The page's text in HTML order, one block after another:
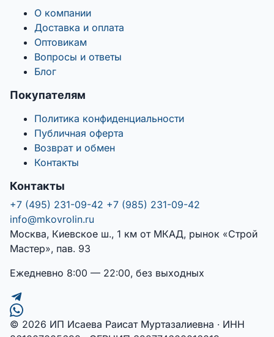
О компании
Доставка и оплата
Оптовикам
Вопросы и ответы
Блог
Покупателям
Политика конфиденциальности
Публичная оферта
Возврат и обмен
Контакты
Контакты
+7 (495) 231-09-42 +7 (985) 231-09-42
info@mkovrolin.ru
Москва, Киевское ш., 1 км от МКАД, рынок «Строй
Мастер», пав. 93
Ежедневно 8:00 — 22:00, без выходных
© 2026 ИП Исаева Раисат Муртазалиевна · ИНН